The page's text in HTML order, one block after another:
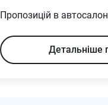
Пропозицій в
Детальніше